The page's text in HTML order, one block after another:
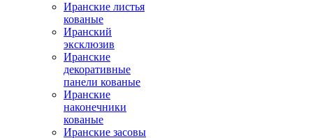
Иранские листья
кованые
Иранский
эксклюзив
Иранские
декоративные
панели кованые
Иранские
наконечники
кованые
Иранские засовы